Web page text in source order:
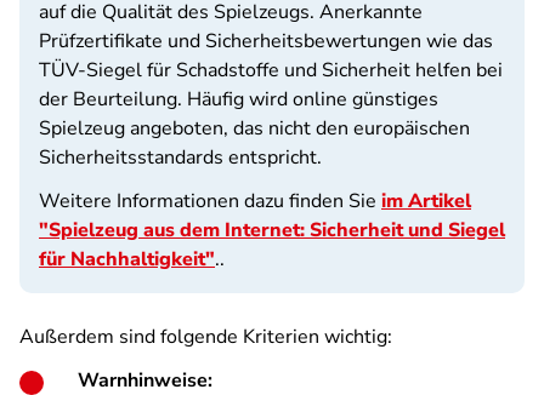
auf die Qualität des Spielzeugs. Anerkannte
Prüfzertifikate und Sicherheitsbewertungen wie das
TÜV-Siegel für Schadstoffe und Sicherheit helfen bei
der Beurteilung. Häufig wird online günstiges
Spielzeug angeboten, das nicht den europäischen
Sicherheitsstandards entspricht.
Weitere Informationen dazu finden Sie im Artikel
"Spielzeug aus dem Internet: Sicherheit und Siegel
für Nachhaltigkeit"..
Außerdem sind folgende Kriterien wichtig:
Warnhinweise: